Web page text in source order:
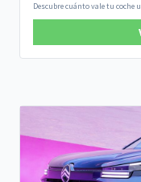
Descubre cuánto vale tu coche